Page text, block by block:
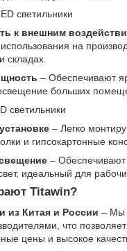
светильники
к внешним
на
складах.
– Обеспечивают
больших
светильники
– Легко
и гипсокартонные
– Обеспечивают
идеальный для
Titawin?
из Китая и России – Мы
что
цены и высокое